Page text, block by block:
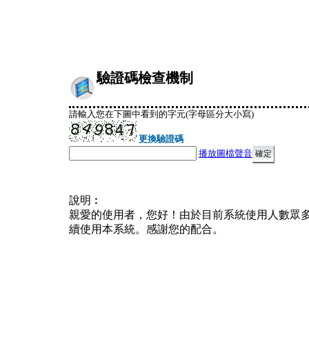
驗證碼檢查機制
請輸入您在下圖中看到的字元(字母區分大小寫)
更換驗證碼
播放圖檔聲音
說明︰
親愛的使用者，您好！由於目前系統使用人數眾
續使用本系統。感謝您的配合。